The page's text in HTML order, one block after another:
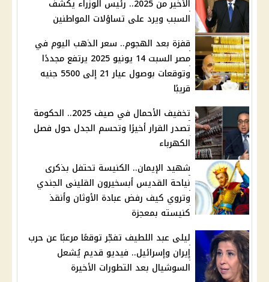
الأخير من 2025.. رئيس الوزراء يكشف
السبب ويرد على تساؤلات المواطنين
قفزة بعد الهجوم.. سعر الذهب اليوم في
مصر السبت 14 يونيو 2025 يرتفع مجددًا
وتوقعات بوصول عيار 21 إلى 5500 جنيه
قريبًا
تخفيف الأحمال في صيف 2025.. الحكومة
تصدر القرار أخيرًا وتحسم الجدل حول فصل
الكهرباء
شهيد الإيمان.. الكنيسة تحتفل بذكرى
نياحة القديس أبسخيرون القلينى الجندي
وتروي كيف رفض عبادة الأوثان وأنقذ
كنيسته بمعجزة
ليلى عبد اللطيف تفجّر توقعًا مرعبًا عن حرب
إيران وإسرائيل.. فيديو قديم يُشعل
السوشيال بعد التطورات الأخيرة